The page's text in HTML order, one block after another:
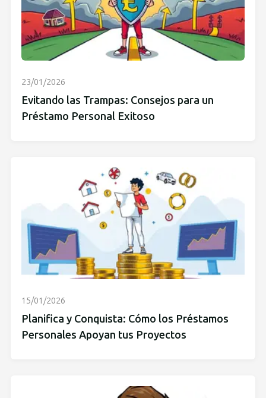
23/01/2026
Evitando las Trampas: Consejos para un
Préstamo Personal Exitoso
15/01/2026
Planifica y Conquista: Cómo los Préstamos
Personales Apoyan tus Proyectos